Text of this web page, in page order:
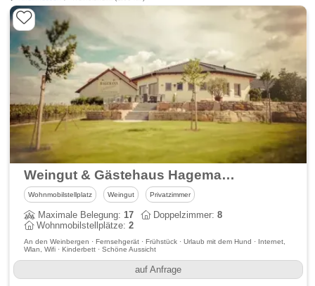
Weingut & Gästehaus Hagemann
Wohnmobilstellplatz Weingut Privatzimmer
Maximale Belegung:17 Doppelzimmer:8
Wohnmobilstellplätze:2
An den Weinbergen · Fernsehgerät · Frühstück · Urlaub mit dem Hund · Internet,
Wlan, Wifi · Kinderbett · Schöne Aussicht
auf Anfrage